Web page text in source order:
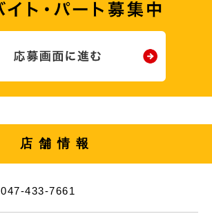
店舗情報
047-433-7661